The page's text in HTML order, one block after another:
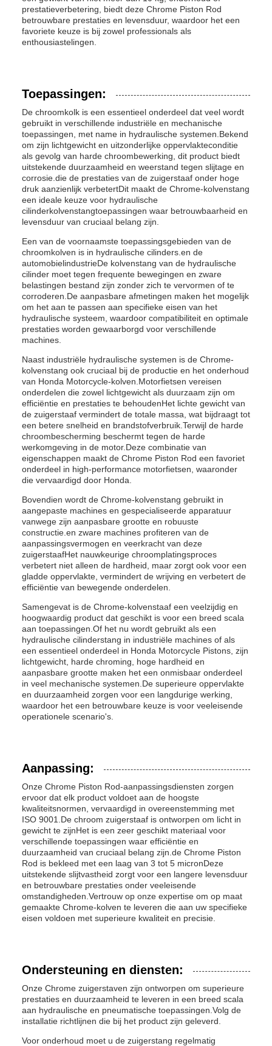
prestatieverbetering, biedt deze Chrome Piston Rod
betrouwbare prestaties en levensduur, waardoor het een
favoriete keuze is bij zowel professionals als
enthousiastelingen.
Toepassingen:
De chroomkolk is een essentieel onderdeel dat veel wordt
gebruikt in verschillende industriële en mechanische
toepassingen, met name in hydraulische systemen.Bekend
om zijn lichtgewicht en uitzonderlijke oppervlakteconditie
als gevolg van harde chroombewerking, dit product biedt
uitstekende duurzaamheid en weerstand tegen slijtage en
corrosie.die de prestaties van de zuigerstaaf onder hoge
druk aanzienlijk verbetertDit maakt de Chrome-kolvenstang
een ideale keuze voor hydraulische
cilinderkolvenstangtoepassingen waar betrouwbaarheid en
levensduur van cruciaal belang zijn.
Een van de voornaamste toepassingsgebieden van de
chroomkolven is in hydraulische cilinders.en de
automobielindustrieDe kolvenstang van de hydraulische
cilinder moet tegen frequente bewegingen en zware
belastingen bestand zijn zonder zich te vervormen of te
corroderen.De aanpasbare afmetingen maken het mogelijk
om het aan te passen aan specifieke eisen van het
hydraulische systeem, waardoor compatibiliteit en optimale
prestaties worden gewaarborgd voor verschillende
machines.
Naast industriële hydraulische systemen is de Chrome-
kolvenstang ook cruciaal bij de productie en het onderhoud
van Honda Motorcycle-kolven.Motorfietsen vereisen
onderdelen die zowel lichtgewicht als duurzaam zijn om
efficiëntie en prestaties te behoudenHet lichte gewicht van
de zuigerstaaf vermindert de totale massa, wat bijdraagt tot
een betere snelheid en brandstofverbruik.Terwijl de harde
chroombescherming beschermt tegen de harde
werkomgeving in de motor.Deze combinatie van
eigenschappen maakt de Chrome Piston Rod een favoriet
onderdeel in high-performance motorfietsen, waaronder
die vervaardigd door Honda.
Bovendien wordt de Chrome-kolvenstang gebruikt in
aangepaste machines en gespecialiseerde apparatuur
vanwege zijn aanpasbare grootte en robuuste
constructie.en zware machines profiteren van de
aanpassingsvermogen en veerkracht van deze
zuigerstaafHet nauwkeurige chroomplatingsproces
verbetert niet alleen de hardheid, maar zorgt ook voor een
gladde oppervlakte, vermindert de wrijving en verbetert de
efficiëntie van bewegende onderdelen.
Samengevat is de Chrome-kolvenstaaf een veelzijdig en
hoogwaardig product dat geschikt is voor een breed scala
aan toepassingen.Of het nu wordt gebruikt als een
hydraulische cilinderstang in industriële machines of als
een essentieel onderdeel in Honda Motorcycle Pistons, zijn
lichtgewicht, harde chroming, hoge hardheid en
aanpasbare grootte maken het een onmisbaar onderdeel
in veel mechanische systemen.De superieure oppervlakte
en duurzaamheid zorgen voor een langdurige werking,
waardoor het een betrouwbare keuze is voor veeleisende
operationele scenario's.
Aanpassing:
Onze Chrome Piston Rod-aanpassingsdiensten zorgen
ervoor dat elk product voldoet aan de hoogste
kwaliteitsnormen, vervaardigd in overeenstemming met
ISO 9001.De chroom zuigerstaaf is ontworpen om licht in
gewicht te zijnHet is een zeer geschikt materiaal voor
verschillende toepassingen waar efficiëntie en
duurzaamheid van cruciaal belang zijn.de Chrome Piston
Rod is bekleed met een laag van 3 tot 5 micronDeze
uitstekende slijtvastheid zorgt voor een langere levensduur
en betrouwbare prestaties onder veeleisende
omstandigheden.Vertrouw op onze expertise om op maat
gemaakte Chrome-kolven te leveren die aan uw specifieke
eisen voldoen met superieure kwaliteit en precisie.
Ondersteuning en diensten:
Onze Chrome zuigerstaven zijn ontworpen om superieure
prestaties en duurzaamheid te leveren in een breed scala
aan hydraulische en pneumatische toepassingen.Volg de
installatie richtlijnen die bij het product zijn geleverd.
Voor onderhoud moet u de zuigerstang regelmatig